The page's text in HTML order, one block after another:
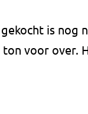
is nog
voor over.